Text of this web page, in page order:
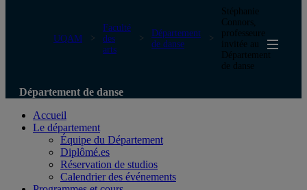
UQAM
Faculté
des
arts
Département
de danse
Stéphanie
Connors,
professeure
invitée au
Département
de danse
Département de danse
Accueil
Le département
Équipe du Département
Diplômé.es
Réservation de studios
Calendrier des événements